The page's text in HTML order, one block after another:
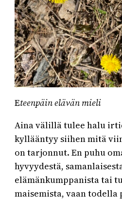
Eteenpäin elävän mieli
Aina välillä tulee halu
kyllääntyy siihen mitä
on tarjonnut. En puhu
hyvyydestä,
elämänkumppanista tai
maisemista, vaan todella